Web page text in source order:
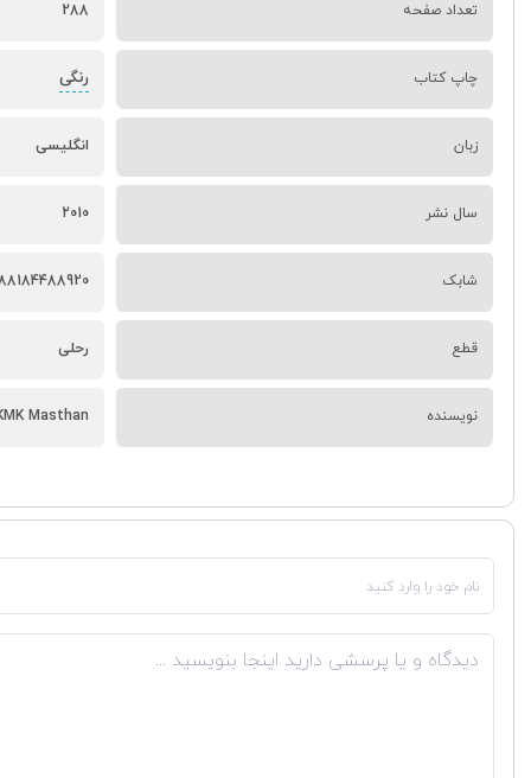
تعداد صفحه 288
چاپ کتاب رنگی
زبان انگلیسی
سال نشر 2010
شابک
قطع رحلی
نویسنده Masthan